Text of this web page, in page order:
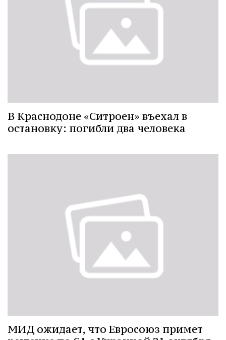
В Краснодоне «Ситроен» въехал в
остановку: погибли два человека
МИД ожидает, что Евросоюз примет